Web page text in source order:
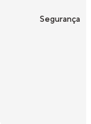
Segurança